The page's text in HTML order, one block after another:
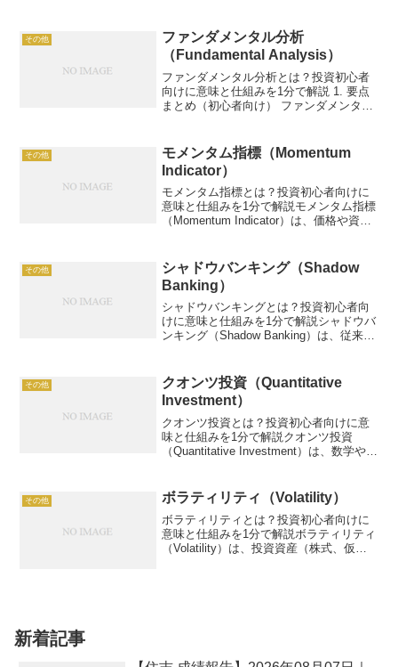
均衡表の仕組み、...
その他
ファンダメンタル分析
（Fundamental Analysis）
ファンダメンタル分析とは？投資初心者
向けに意味と仕組みを1分で解説 1. 要点
まとめ（初心者向け） ファンダメンタル
の基礎データを分析して投資価値を...
その他
モメンタム指標（Momentum
Indicator）
モメンタム指標とは？投資初心者向けに
意味と仕組みを1分で解説モメンタム指標
（Momentum Indicator）は、価格や資産
グナル。この記事では、モメンタム指標
の...
その他
シャドウバンキング（Shadow
Banking）
シャドウバンキングとは？投資初心者向
けに意味と仕組みを1分で解説シャドウバ
ンキング（Shadow Banking）は、従来の
年7%リターン。この記事では、シャドウ
バ...
その他
クオンツ投資（Quantitative
Investment）
クオンツ投資とは？投資初心者向けに意
味と仕組みを1分で解説クオンツ投資
（Quantitative Investment）は、数学や統
向上。この記事では、クオンツ投資の...
その他 ボラティリティ（Volatility）
ボラティリティとは？投資初心者向けに
意味と仕組みを1分で解説ボラティリティ
（Volatility）は、投資資産（株式、仮想
新着記事